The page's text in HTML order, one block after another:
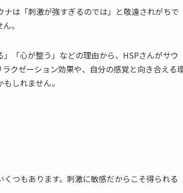
は「刺激が強すぎるのでは」と敬遠されがちで
。
「心が整う」などの理由から、HSPさんがサウ
クゼーション効果や、自分の感覚と向き合える
しれません。
つもあります。刺激に敏感だからこそ得られる